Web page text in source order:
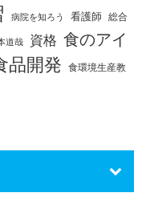
病院を知ろう 看護師 総合
道哉 資格 食のアイ
品開発 食環境生産教